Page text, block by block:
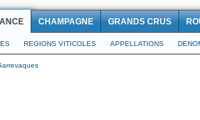
CHAMPAGNE GRANDS CRUS
REGIONS VITICOLES APPELLATIONS